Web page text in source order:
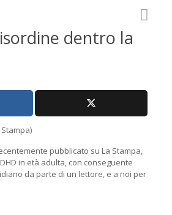
dentro la
pubblicato su La Stampa,
in età adulta, con conseguente
da parte di un lettore, e a noi per